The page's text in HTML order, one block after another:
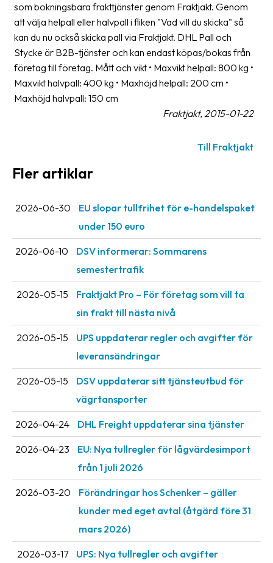
Ordlista
Paketering
Frakthandlingar
Skrivarinställningar
Nedladdningar
Streckkodsläsare
Kundtjänst
Om
företaget
Om
Fraktjakt
Pressrum
Jobb
&
karriär
Nyhetsarkiv
Kontakta
som bokningsbara frakttjänster genom Fraktjakt. Genom
att välja helpall eller halvpall i fliken "Vad vill du skicka" så
kan du nu också skicka pall via Fraktjakt. DHL Pall och
Stycke är B2B-tjänster och kan endast köpas/bokas från
företag till företag. Mått och vikt • Maxvikt helpall: 800 kg •
Maxvikt halvpall: 400 kg • Maxhöjd helpall: 200 cm •
Maxhöjd halvpall: 150 cm
Fraktjakt, 2015-01-22
Till Fraktjakt
Fler artiklar
2026-06-30
EU slopar tullfrihet för e-handelspaket
under 150 euro
2026-06-10
DSV informerar: Sommarens
semestertrafik
2026-05-15
Fraktjakt Pro – För företag som vill ta
sin frakt till nästa nivå
2026-05-15
UPS uppdaterar regler och avgifter för
leveransändringar
2026-05-15
DSV uppdaterar sitt tjänsteutbud för
vägrtansporter
2026-04-24 DHL Freight uppdaterar sina tjänster
2026-04-23
EU: Nya tullregler för låg­värdesimport
från 1 juli 2026
2026-03-20
Förändringar hos Schenker – gäller
kunder med eget avtal (åtgärd före 31
mars 2026)
2026-03-17
UPS: Nya tullregler och avgifter